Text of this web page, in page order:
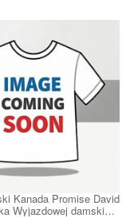
Kanada Promise David
Wyjazdowej damskie